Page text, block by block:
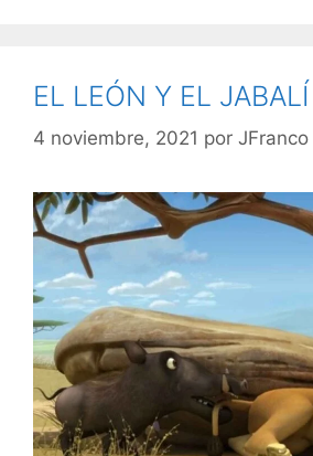
EL LEÓN Y EL JABALÍ
4 noviembre, 2021 por JFranco